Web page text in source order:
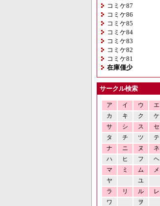
コミケ87
コミケ86
コミケ85
コミケ84
コミケ83
コミケ82
コミケ81
在庫僅少
サークル検索
ア イ ウ エ
カ
キ ク ケ
サ
シ ス セ
タ
チ ツ テ
ナ
ニ ヌ ネ
ハ
ヒ フ ヘ
マ
ミ ム メ
ヤ
ユ
ラ
リ ル レ
ワ
ヲ